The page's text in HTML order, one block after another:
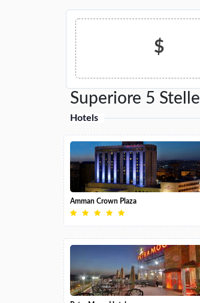
$
Superiore 5 Stelle
Hotels
Amman Crown Plaza